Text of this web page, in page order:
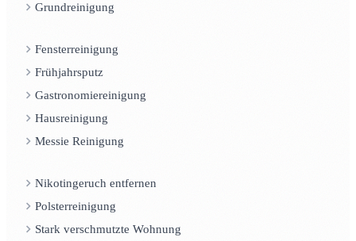
Grundreinigung
Fensterreinigung
Frühjahrsputz
Gastronomiereinigung
Hausreinigung
Messie Reinigung
Nikotingeruch entfernen
Polsterreinigung
Stark verschmutzte Wohnung